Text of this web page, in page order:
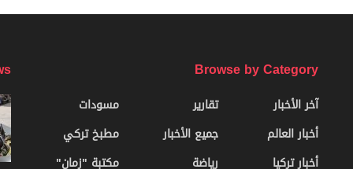
Browse by Category
آخر الأخبار
أخبار العالم
أخبار تركيا
تقارير
جميع الأخبار
رياضة
مسودات
مطبخ تركي
مكتبة "زمان"